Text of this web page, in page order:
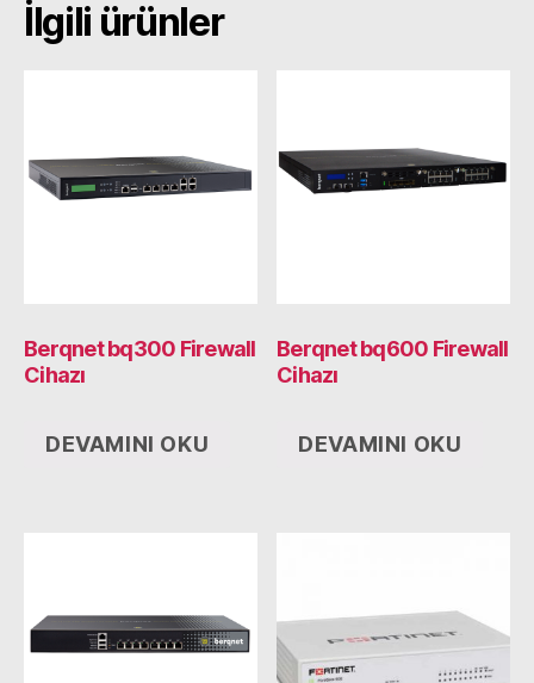
İlgili ürünler
Berqnet bq300 Firewall
Cihazı
DEVAMINI OKU
Berqnet bq600 Firewall
Cihazı
DEVAMINI OKU